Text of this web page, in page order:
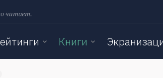
читает.
Книги